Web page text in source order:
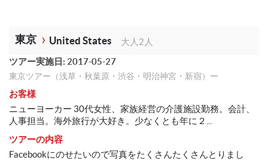
東京 United States
大人2人
ツアー実施日: 2017-05-27
東京ツアー（浅草・秋葉原・渋谷・明治神宮・新宿）ー
お客様
ニューヨーカー 30代女性、家族経営の介護施設勤務。会計、
人事担当。海外旅行が大好き。少なくとも年に２...
ツアーの内容
Facebookにのせたいので写真をたくさんたくさんとりまし